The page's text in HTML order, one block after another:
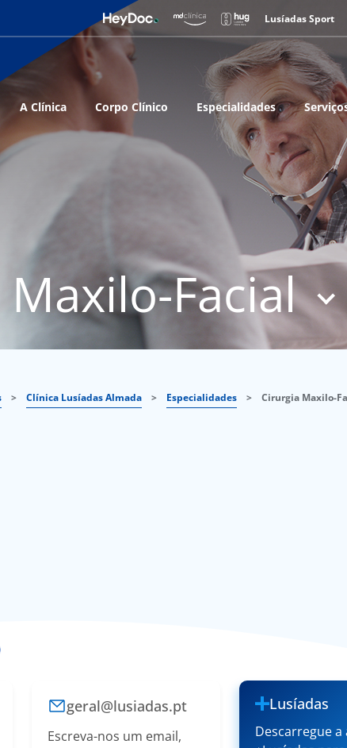
Lusíadas Sport
A Clínica Corpo Clínico Especialidades
Facial
> Clínica Lusíadas Almada > Especialidades > Cirurgia Maxilo-
geral@lusiadas.pt
Escreva-nos um email,
Lusíadas
Descarregue a